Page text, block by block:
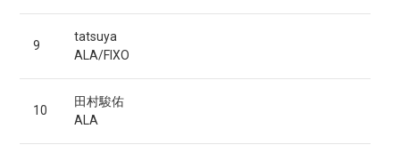
9
tatsuya
ALA/FIXO
10
田村駿佑
ALA